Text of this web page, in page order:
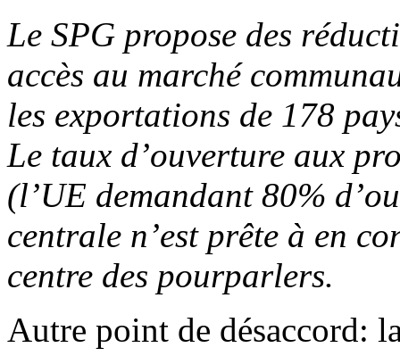
Le SPG propose des
accès au marché
les exportations de 178
Le taux d’ouverture aux
(l’UE demandant 80%
centrale n’est prête à en
centre des pourparlers.
Autre point de désaccord: